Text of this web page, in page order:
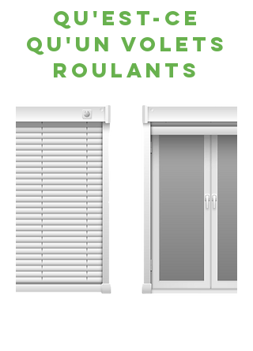
Qu'est-ce
qu'un Volets
roulants